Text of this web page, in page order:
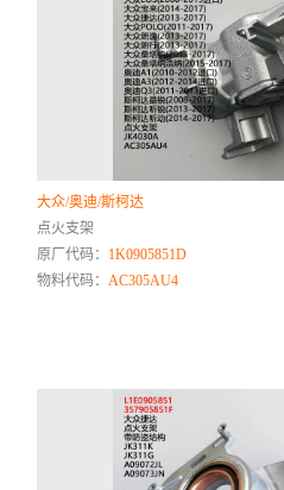
大众/奥迪/斯柯达
点火支架
原厂代码： 1K0905851D
物料代码：AC305AU4